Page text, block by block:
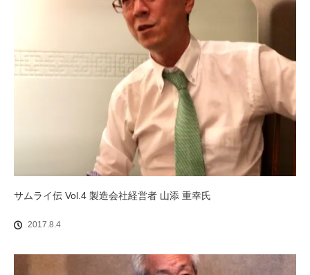
サムライ伝 Vol.4 製造会社経営者 山添 重幸氏
2017.8.4